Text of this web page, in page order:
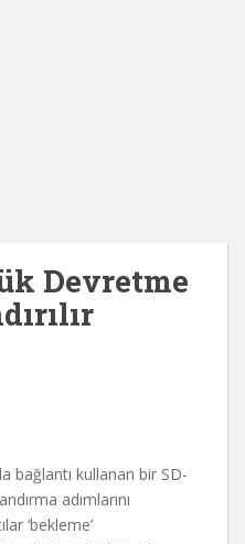
Devretme
bağlantı kullanan bir SD-
adımlarını
‘bekleme’